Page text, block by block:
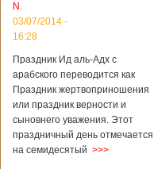
N.
03/07/2014 -
16:28
Праздник Ид аль-Адх с
арабского переводится как
Праздник жертвоприношения
или праздник верности и
сыновнего уважения. Этот
праздничный день отмечается
на семидесятый >>>